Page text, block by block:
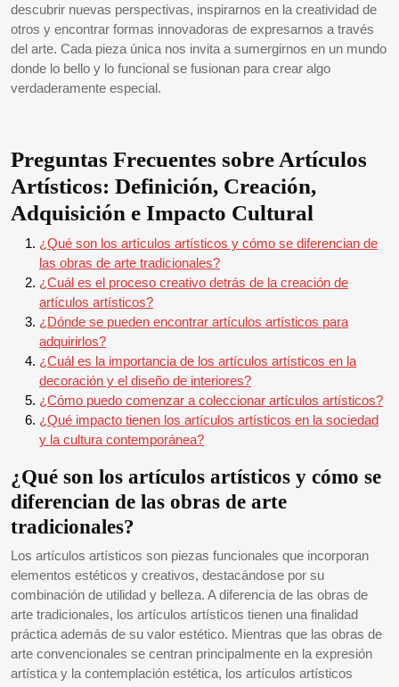
descubrir nuevas perspectivas, inspirarnos en la creatividad de
otros y encontrar formas innovadoras de expresarnos a través
del arte. Cada pieza única nos invita a sumergirnos en un mundo
donde lo bello y lo funcional se fusionan para crear algo
verdaderamente especial.
Preguntas Frecuentes sobre Artículos
Artísticos: Definición, Creación,
Adquisición e Impacto Cultural
¿Qué son los artículos artísticos y cómo se diferencian de
las obras de arte tradicionales?
¿Cuál es el proceso creativo detrás de la creación de
artículos artísticos?
¿Dónde se pueden encontrar artículos artísticos para
adquirirlos?
¿Cuál es la importancia de los artículos artísticos en la
decoración y el diseño de interiores?
¿Cómo puedo comenzar a coleccionar artículos artísticos?
¿Qué impacto tienen los artículos artísticos en la sociedad
y la cultura contemporánea?
¿Qué son los artículos artísticos y cómo se
diferencian de las obras de arte
tradicionales?
Los artículos artísticos son piezas funcionales que incorporan
elementos estéticos y creativos, destacándose por su
combinación de utilidad y belleza. A diferencia de las obras de
arte tradicionales, los artículos artísticos tienen una finalidad
práctica además de su valor estético. Mientras que las obras de
arte convencionales se centran principalmente en la expresión
artística y la contemplación estética, los artículos artísticos